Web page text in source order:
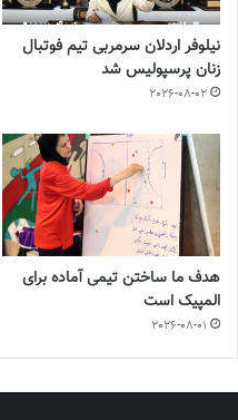
نیلوفر اردلان سرمربی تیم فوتبال
زنان پرسپولیس شد
2026-08-02
هدف ما ساختن تیمی آماده برای
المپیک است
2026-08-01